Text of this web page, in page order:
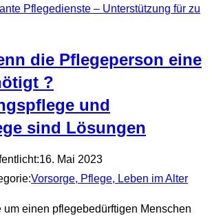
Pflegedienste – Unterstützung für zu
die Pflegeperson eine
?
und
sind Lösungen
16. Mai 2023
Vorsorge, Pflege, Leben im Alter
um einen pflegebedürftigen Menschen